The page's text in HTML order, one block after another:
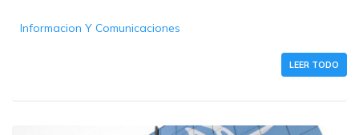
Informacion Y Comunicaciones
LEER TODO